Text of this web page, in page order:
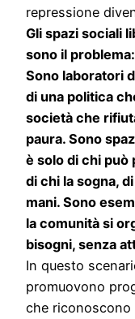
repressione
Gli spazi sociali
sono il
Sono laboratori
di una politica
società che
paura. Sono
è solo di chi può
di chi la sogna,
mani. Sono
la comunità si
bisogni, senza
In questo
promuovono
che riconoscono